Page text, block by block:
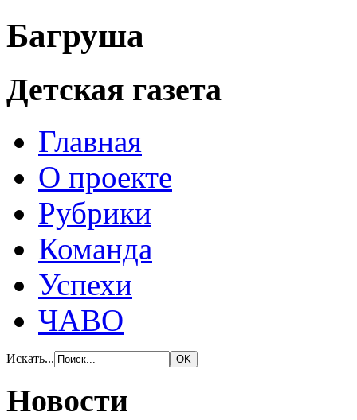
Багруша
Детская газета
Главная
О проекте
Рубрики
Команда
Успехи
ЧАВО
Искать...
Новости